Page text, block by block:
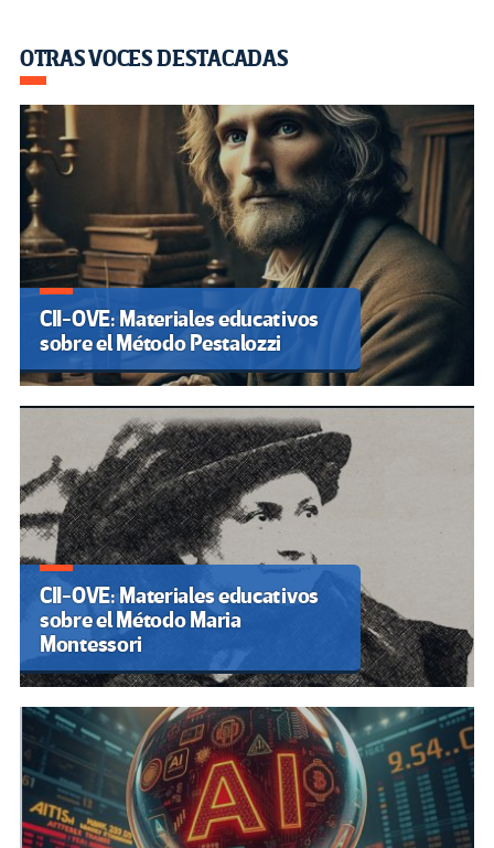
OTRAS VOCES DESTACADAS
CII-OVE: Materiales educativos
sobre el Método Pestalozzi
CII-OVE: Materiales educativos
sobre el Método Maria
Montessori